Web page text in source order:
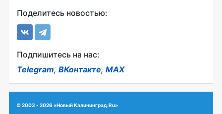
Поделитесь новостью:
Подпишитесь на нас:
Telegram, ВКонтакте, MAX
© 2003 - 2026 «Новый Калининград.Ru»